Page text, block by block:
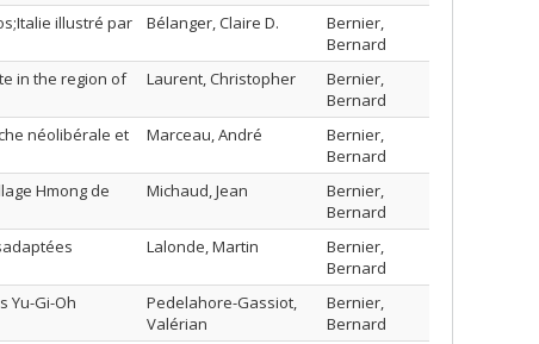
illustré par
Bélanger, Claire D.
Bernier,
Bernard
in the region of
Laurent, Christopher
Bernier,
Bernard
néolibérale et
Marceau, André
Bernier,
Bernard
Hmong de
Michaud, Jean
Bernier,
Bernard
Lalonde, Martin
Bernier,
Bernard
Yu-Gi-Oh
Pedelahore-Gassiot,
Valérian
Bernier,
Bernard